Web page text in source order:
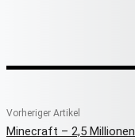
Vorheriger Artikel
Minecraft – 2,5 Millionen